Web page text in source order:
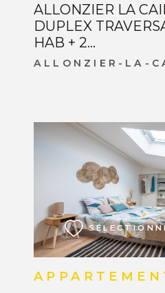
ALLONZIER LA
DUPLEX
HAB + 2...
ALLONZIER-LA-
VOIR